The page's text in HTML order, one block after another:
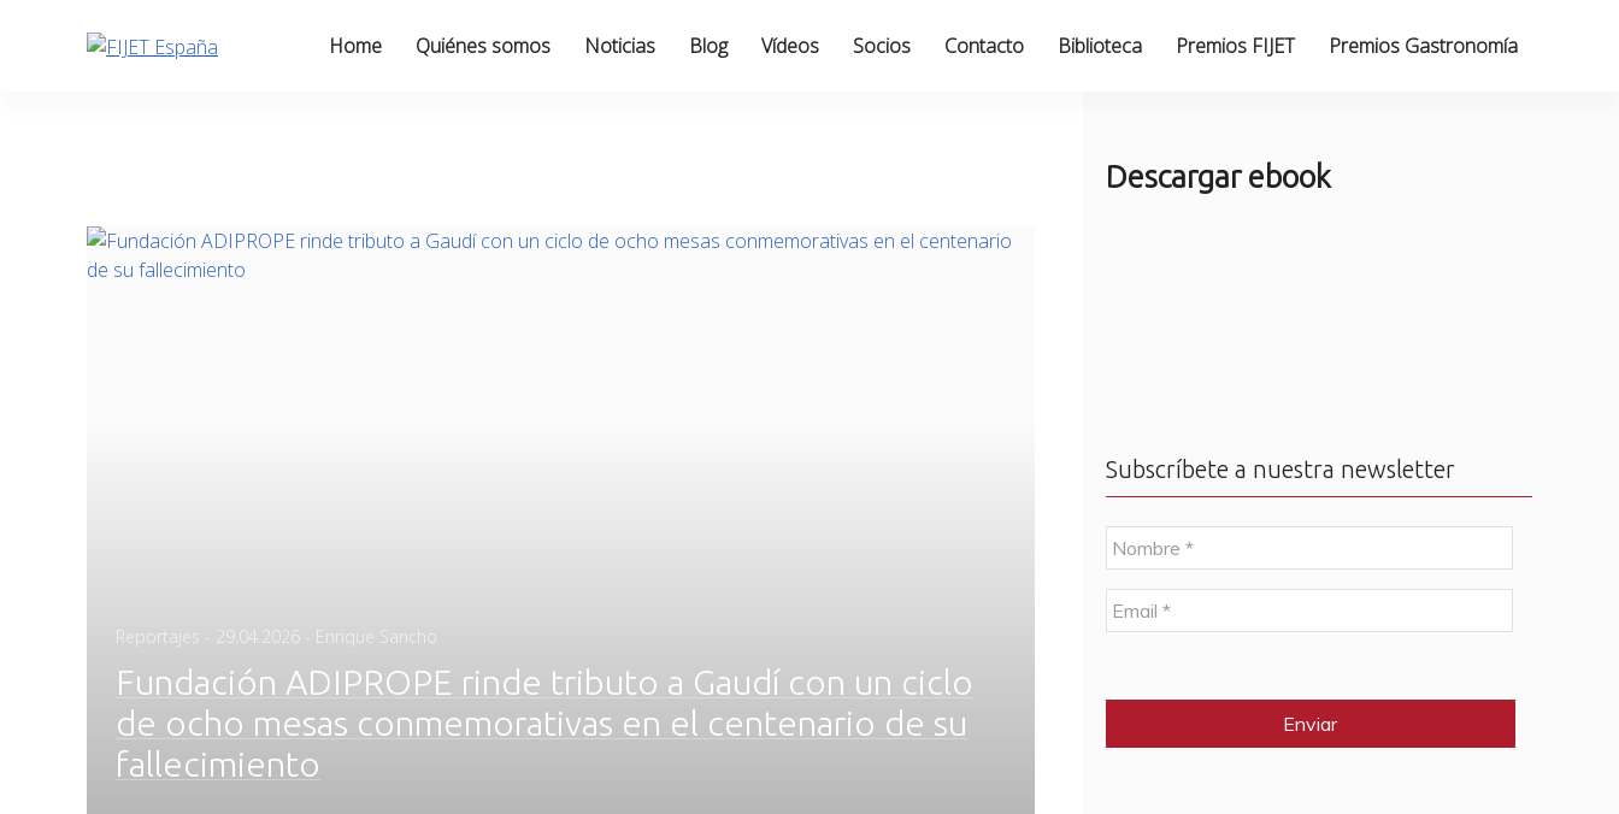
Home Quiénes somos Noticias Blog Vídeos Socios Contacto Biblioteca Premios FIJET Premios Gastronomía
Reportajes - Posted
29.04.2026 - Enrique Sancho
Fundación ADIPROPE rinde tributo a Gaudí con un ciclo
de ocho mesas conmemorativas en el centenario de su
fallecimiento
Descargar ebook
Subscríbete a nuestra newsletter
N
o
m
b
r
E
m
l